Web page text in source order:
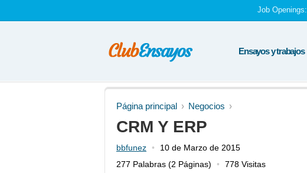
Job Openings:
Ensayos y trabajos
Página principal Negocios
CRM Y ERP
bbfunez
10 de Marzo de 2015
277 Palabras (2 Páginas) 778 Visitas